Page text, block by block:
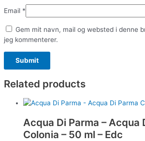
Email *
Gem mit navn, mail og websted i denne
jeg kommenterer.
Related products
Acqua Di Parma – Acqua
Colonia – 50 ml – Edc